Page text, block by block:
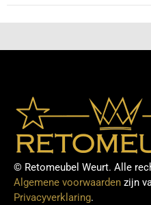
© Retomeubel Weurt. Alle
Algemene voorwaarden zijn
Privacyverklaring.